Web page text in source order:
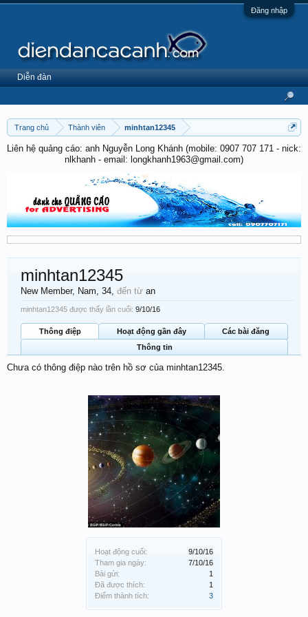
Đăng nhập
Trang chủ Thành viên minhtan12345
Liên hệ quảng cáo: anh Nguyễn Long Khánh (mobile: 0907 707 171 - nick:
nlkhanh - email: longkhanh1963@gmail.com)
Hoạt động cuối:
9/10/16
Tham gia ngày:
7/10/16
Bài gửi:
1
Đã được thích:
1
Điểm thành tích:
3
minhtan12345
New Member, Nam, 34, đến từ an
minhtan12345 được thấy lần cuối: 9/10/16
Thông điệp Hoạt động gần đây
Các bài đăng
Thông tin
Chưa có thông điệp nào trên hồ sơ của minhtan12345.
Diễn đàn